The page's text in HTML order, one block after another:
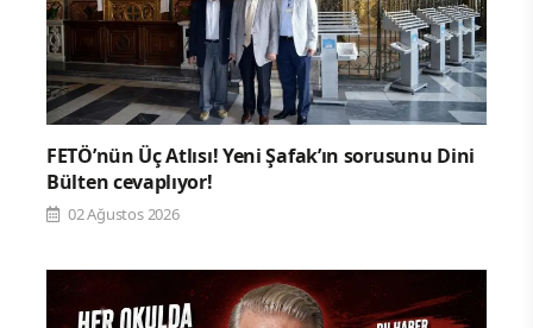
FETÖ’nün Üç Atlısı! Yeni Şafak’ın sorusunu Dini
Bülten cevaplıyor!
02 Ağustos 2026